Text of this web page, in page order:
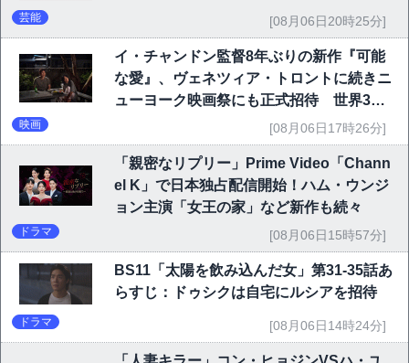
芸能 [08月06日20時25分]
イ・チャンドン監督8年ぶりの新作『可能
な愛』、ヴェネツィア・トロントに続きニ
ューヨーク映画祭にも正式招待 世界3大
映画祭で快挙｜Netflix映画
映画 [08月06日17時26分]
「親密なリプリー」Prime Video「Chann
el K」で日本独占配信開始！ハム・ウンジ
ョン主演「女王の家」など新作も続々
ドラマ [08月06日15時57分]
BS11「太陽を飲み込んだ女」第31-35話あ
らすじ：ドゥシクは自宅にルシアを招待
ドラマ [08月06日14時24分]